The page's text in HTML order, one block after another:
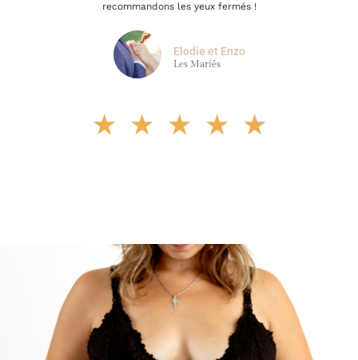
recommandons les yeux fermés !
Elodie et Enzo
Les Mariés
★ ★ ★ ★ ★